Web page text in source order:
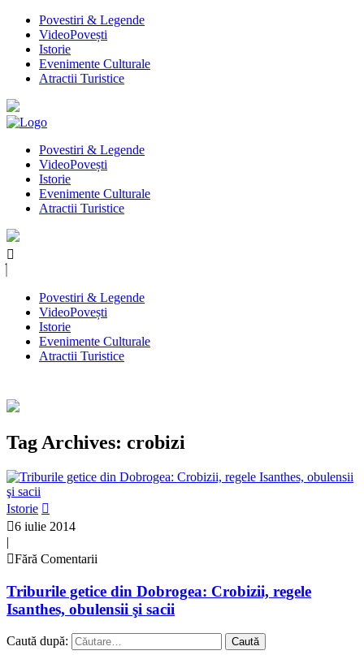
Povestiri & Legende
VideoPovești
Istorie
Evenimente Culturale
Atractii Turistice
Povestiri & Legende
VideoPovești
Istorie
Evenimente Culturale
Atractii Turistice
Povestiri & Legende
VideoPovești
Istorie
Evenimente Culturale
Atractii Turistice
Tag Archives: crobizi
Istorie
6 iulie 2014
|
Fără Comentarii
Triburile getice din Dobrogea: Crobizii, regele
Isanthes, obulensii şi sacii
Caută după: